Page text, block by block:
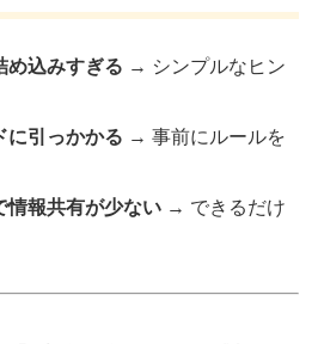
込みすぎる → シンプルなヒン
引っかかる → 事前にルールを
報共有が少ない → できるだけ